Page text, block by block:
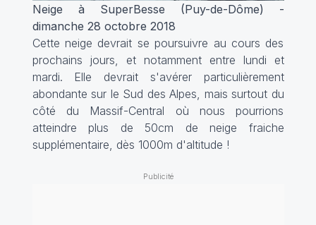
Neige à SuperBesse (Puy-de-Dôme) -
dimanche 28 octobre 2018
Cette neige devrait se poursuivre au cours des
prochains jours, et notamment entre lundi et
mardi. Elle devrait s'avérer particulièrement
abondante sur le Sud des Alpes, mais surtout du
côté du Massif-Central où nous pourrions
atteindre plus de 50cm de neige fraiche
supplémentaire, dès 1000m d'altitude !